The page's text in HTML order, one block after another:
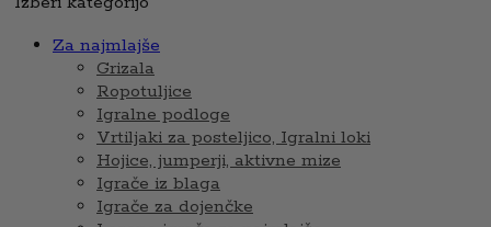
Za najmlajše
Grizala
Ropotuljice
Igralne podloge
Vrtiljaki za posteljico, Igralni loki
Hojice, jumperji, aktivne mize
Igrače iz blaga
Igrače za dojenčke